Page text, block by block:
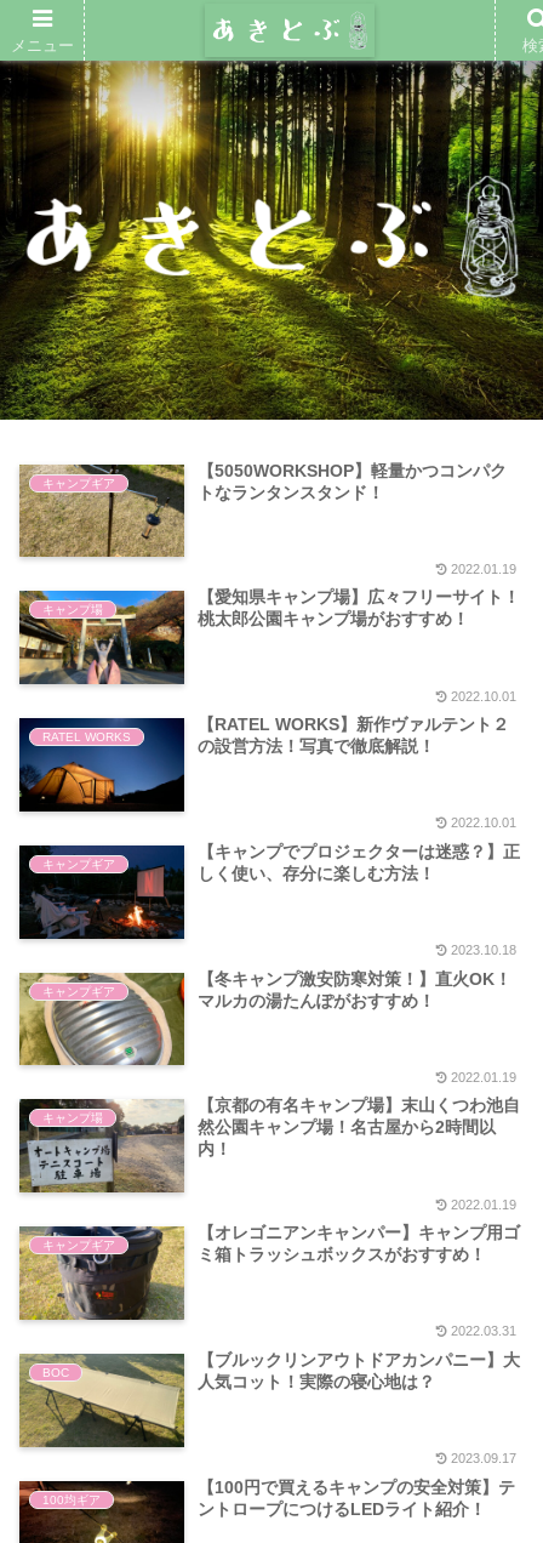
キャンプギア
【5050WORKSHOP】軽量かつコンパク
トなランタンスタンド！
2022.01.19
キャンプ場
【愛知県キャンプ場】広々フリーサイト！
桃太郎公園キャンプ場がおすすめ！
2022.10.01
RATEL WORKS
【RATEL WORKS】新作ヴァルテント２
の設営方法！写真で徹底解説！
2022.10.01
キャンプギア
【キャンプでプロジェクターは迷惑？】正
しく使い、存分に楽しむ方法！
2023.10.18
キャンプギア
【冬キャンプ激安防寒対策！】直火OK！
マルカの湯たんぽがおすすめ！
2022.01.19
キャンプ場
【京都の有名キャンプ場】末山くつわ池自
然公園キャンプ場！名古屋から2時間以
内！
2022.01.19
キャンプギア
【オレゴニアンキャンパー】キャンプ用ゴ
ミ箱トラッシュボックスがおすすめ！
2022.03.31
BOC
【ブルックリンアウトドアカンパニー】大
人気コット！実際の寝心地は？
2023.09.17
100均ギア
【100円で買えるキャンプの安全対策】テ
ントロープにつけるLEDライト紹介！
メニュー 検